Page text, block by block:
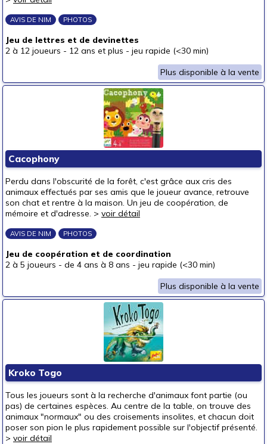
un bébé (0-3 ans)
un p'tit bout (3-6 ans)
(2)
un jeune ado (8-12 ans)
(1)
un adulte (16 ans et +)
autour de 5 €
(1)
autour de 10 €
(1)
autour de 15 €
autour de 20 €
autour de 30 €
autour de 40 €
AVIS DE NIM PHOTOS
Jeu de lettres et de devinettes
2 à 12 joueurs - 12 ans et plus - jeu rapide (<30 min)
Plus disponible à la vente
Cacophony
Perdu dans l'obscurité de la forêt, c'est grâce aux cris des
animaux effectués par ses amis que le joueur avance, retrouve
son chat et rentre à la maison. Un jeu de coopération, de
mémoire et d'adresse. > voir détail
AVIS DE NIM PHOTOS
Jeu de coopération et de coordination
2 à 5 joueurs - de 4 ans à 8 ans - jeu rapide (<30 min)
Plus disponible à la vente
Kroko Togo
Tous les joueurs sont à la recherche d'animaux font partie (ou
pas) de certaines espèces. Au centre de la table, on trouve des
animaux "normaux" ou des croisements insolites, et chacun doit
poser son pion le plus rapidement possible sur l'objectif présenté.
> voir détail